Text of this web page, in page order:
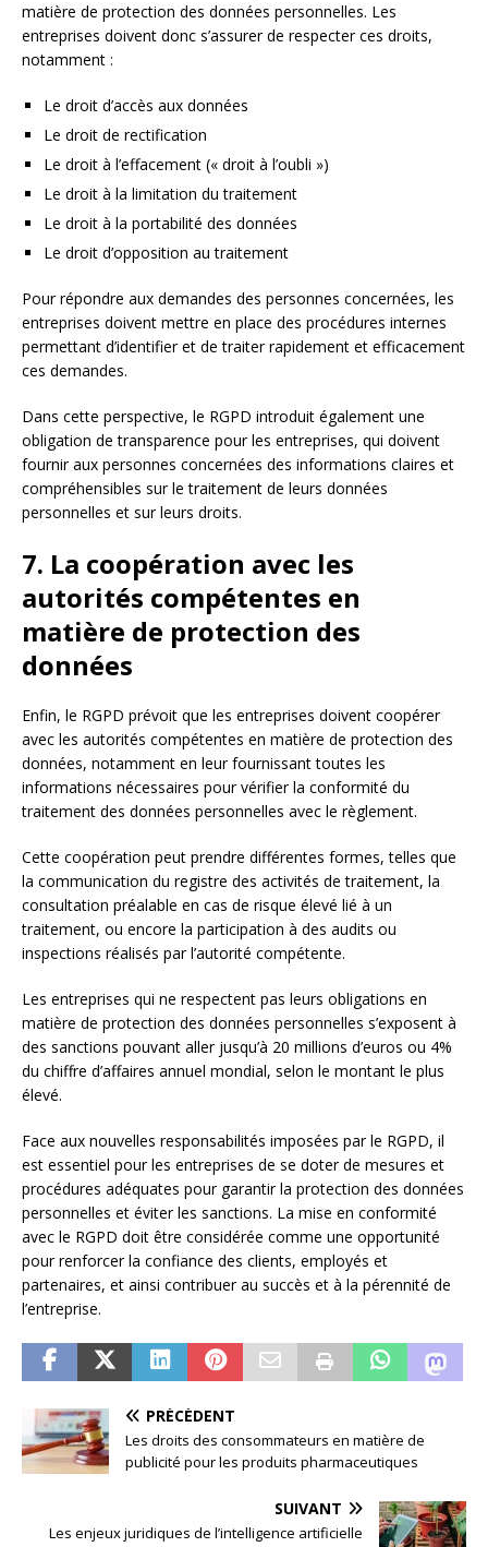
matière de protection des données personnelles. Les
entreprises doivent donc s’assurer de respecter ces droits,
notamment :
Le droit d’accès aux données
Le droit de rectification
Le droit à l’effacement (« droit à l’oubli »)
Le droit à la limitation du traitement
Le droit à la portabilité des données
Le droit d’opposition au traitement
Pour répondre aux demandes des personnes concernées, les
entreprises doivent mettre en place des procédures internes
permettant d’identifier et de traiter rapidement et efficacement
ces demandes.
Dans cette perspective, le RGPD introduit également une
obligation de transparence pour les entreprises, qui doivent
fournir aux personnes concernées des informations claires et
compréhensibles sur le traitement de leurs données
personnelles et sur leurs droits.
7. La coopération avec les
autorités compétentes en
matière de protection des
données
Enfin, le RGPD prévoit que les entreprises doivent coopérer
avec les autorités compétentes en matière de protection des
données, notamment en leur fournissant toutes les
informations nécessaires pour vérifier la conformité du
traitement des données personnelles avec le règlement.
Cette coopération peut prendre différentes formes, telles que
la communication du registre des activités de traitement, la
consultation préalable en cas de risque élevé lié à un
traitement, ou encore la participation à des audits ou
inspections réalisés par l’autorité compétente.
Les entreprises qui ne respectent pas leurs obligations en
matière de protection des données personnelles s’exposent à
des sanctions pouvant aller jusqu’à 20 millions d’euros ou 4%
du chiffre d’affaires annuel mondial, selon le montant le plus
élevé.
Face aux nouvelles responsabilités imposées par le RGPD, il
est essentiel pour les entreprises de se doter de mesures et
procédures adéquates pour garantir la protection des données
personnelles et éviter les sanctions. La mise en conformité
avec le RGPD doit être considérée comme une opportunité
pour renforcer la confiance des clients, employés et
partenaires, et ainsi contribuer au succès et à la pérennité de
l’entreprise.
PRÉCÉDENT
Les droits des consommateurs en matière de
publicité pour les produits pharmaceutiques
SUIVANT
Les enjeux juridiques de l’intelligence artificielle